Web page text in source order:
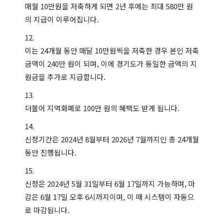
매월 10만원을 저축하게 되면 2년 후에는 최대 580만 원
의 지급이 이루어집니다.
이는 24개월 동안 매달 10만원씩을 저축한 경우 본인 저축
금액이 240만 원이 되며, 이에 경기도가 동일한 금액의 지
원금을 추가로 지급합니다.
더불어 지역화폐로 100만 원의 혜택도 받게 됩니다.
신청기간은 2024년 8월부터 2026년 7월까지인 총 24개월
동안 진행됩니다.
신청은 2024년 5월 31일부터 6월 17일까지 가능하며, 마
감은 6월 17일 오후 6시까지이며, 이 때 시스템이 자동으
로 마감됩니다.